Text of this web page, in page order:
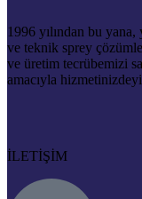
1996 yılından bu yana,
ve teknik sprey
ve üretim tecrübemizi
amacıyla
İLETİŞİM